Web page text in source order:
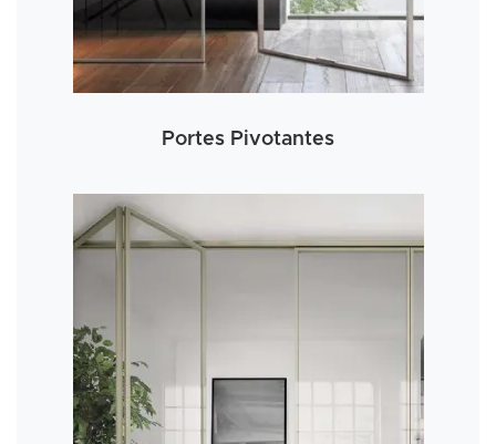
Portes Pivotantes